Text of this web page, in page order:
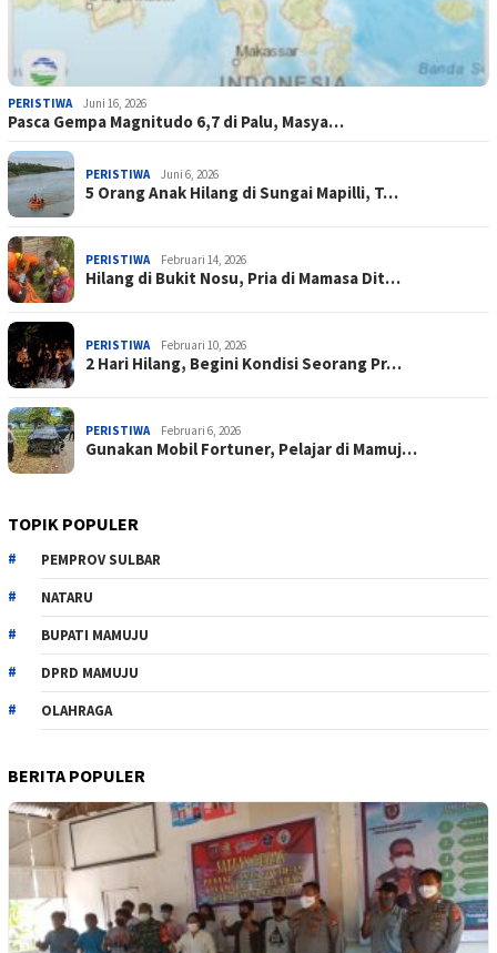
PERISTIWA Juni 16, 2026
Pasca Gempa Magnitudo 6,7 di Palu, Masya…
PERISTIWA Juni 6, 2026
5 Orang Anak Hilang di Sungai Mapilli, T…
PERISTIWA Februari 14, 2026
Hilang di Bukit Nosu, Pria di Mamasa Dit…
PERISTIWA Februari 10, 2026
2 Hari Hilang, Begini Kondisi Seorang Pr…
PERISTIWA Februari 6, 2026
Gunakan Mobil Fortuner, Pelajar di Mamuj…
TOPIK POPULER
PEMPROV SULBAR
NATARU
BUPATI MAMUJU
DPRD MAMUJU
OLAHRAGA
BERITA POPULER